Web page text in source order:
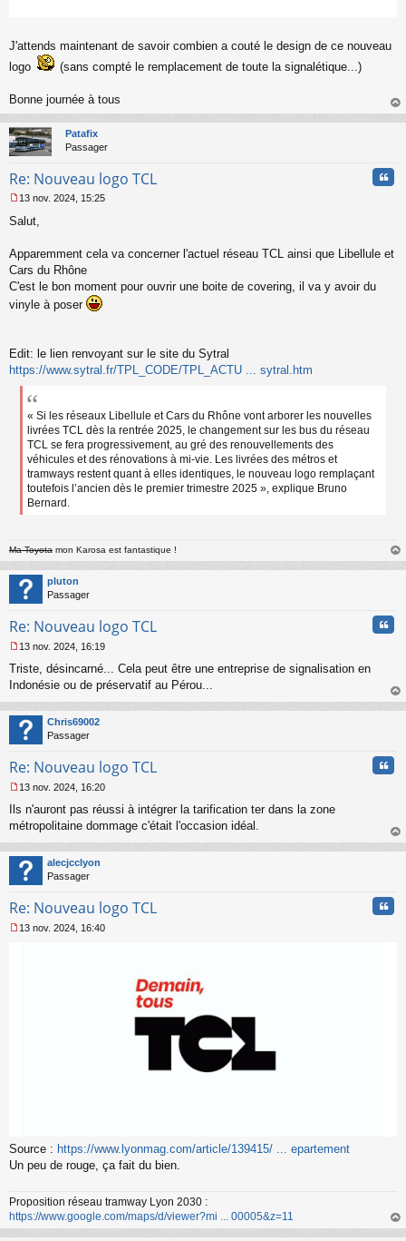
J'attends maintenant de savoir combien a couté le design de ce nouveau
logo
(sans compté le remplacement de toute la signalétique...)
Bonne journée à tous
au
Patafix
Passager
Re: Nouveau logo TCL
e
a
g
e
n
u
13 nov. 2024, 15:25
Salut,
Apparemment cela va concerner l'actuel réseau TCL ainsi que Libellule et
Cars du Rhône
C'est le bon moment pour ouvrir une boite de covering, il va y avoir du
vinyle à poser
Edit: le lien renvoyant sur le site du Sytral
https://www.sytral.fr/TPL_CODE/TPL_ACTU ... sytral.htm
« Si les réseaux Libellule et Cars du Rhône vont arborer les nouvelles
livrées TCL dès la rentrée 2025, le changement sur les bus du réseau
TCL se fera progressivement, au gré des renouvellements des
véhicules et des rénovations à mi-vie. Les livrées des métros et
tramways restent quant à elles identiques, le nouveau logo remplaçant
toutefois l’ancien dès le premier trimestre 2025 », explique Bruno
Bernard.
Ma Toyota mon Karosa est fantastique !
au
pluton
Passager
Re: Nouveau logo TCL
e
s
a
g
e
o
l
u
13 nov. 2024, 16:19
Triste, désincarné... Cela peut être une entreprise de signalisation en
Indonésie ou de préservatif au Pérou...
au
Chris69002
Passager
Re: Nouveau logo TCL
e
s
a
g
e
o
l
13 nov. 2024, 16:20
Ils n'auront pas réussi à intégrer la tarification ter dans la zone
métropolitaine dommage c'était l'occasion idéal.
au
alecjcclyon
Passager
Re: Nouveau logo TCL
13 nov. 2024, 16:40
Source : https://www.lyonmag.com/article/139415/ ... epartement
Un peu de rouge, ça fait du bien.
Proposition réseau tramway Lyon 2030 :
https://www.google.com/maps/d/viewer?mi ... 00005&z=11
au